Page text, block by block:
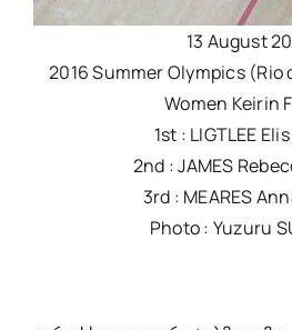
13 August
2016 Summer Olympics (Rio
Women Keirin
1st : LIGTLEE
2nd : JAMES
3rd : MEARES
Photo : Yuzuru